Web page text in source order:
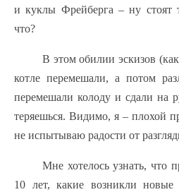
и куклы Фрейберга – ну стоят
что?
В этом обилии эскизов
котле перемешали, а потом
перемешали колоду и сдали на
теряешься. Видимо, я – плохой
не испытываю радости от
Мне хотелось узнать, что
10 лет, какие возникли